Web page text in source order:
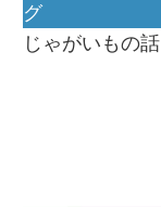
グ
じゃがいもの話